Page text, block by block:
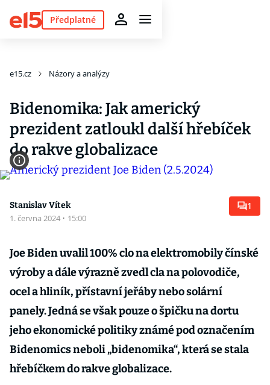
Předplatné
e15.cz Názory a analýzy
Bidenomika: Jak americký
prezident zatloukl další hřebíček
do rakve globalizace
Stanislav Vítek
1. června 2024 · 15:00
1
Joe Biden uvalil 100% clo na elektromobily čínské
výroby a dále výrazně zvedl cla na polovodiče,
ocel a hliník, přístavní jeřáby nebo solární
panely. Jedná se však pouze o špičku na dortu
jeho ekonomické politiky známé pod označením
Bidenomics neboli „bidenomika“, která se stala
hřebíčkem do rakve globalizace.